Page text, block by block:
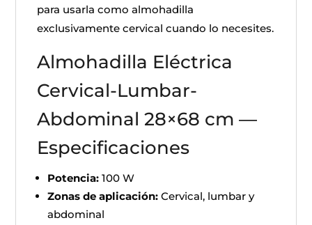
para usarla como almohadilla
exclusivamente cervical cuando lo necesites.
Almohadilla Eléctrica
Cervical-Lumbar-
Abdominal 28×68 cm —
Especificaciones
Potencia: 100 W
Zonas de aplicación: Cervical, lumbar y
abdominal